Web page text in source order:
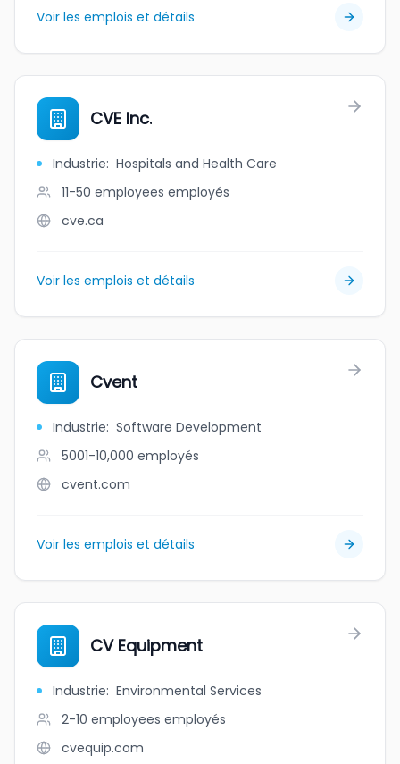
Voir les emplois et détails
CVE Inc.
Industrie: Hospitals and Health Care
11-50 employees employés
cve.ca
Voir les emplois et détails
Cvent
Industrie: Software Development
5001-10,000 employés
cvent.com
Voir les emplois et détails
CV Equipment
Industrie: Environmental Services
2-10 employees employés
cvequip.com